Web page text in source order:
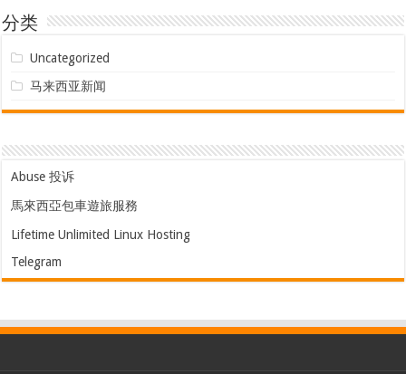
分类
Uncategorized
马来西亚新闻
Abuse 投诉
馬來西亞包車遊旅服務
Lifetime Unlimited Linux Hosting
Telegram